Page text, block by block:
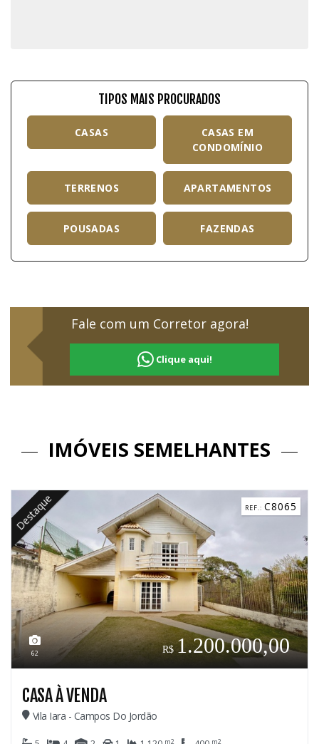
TIPOS MAIS PROCURADOS
CASAS
CASAS EM
CONDOMÍNIO
TERRENOS APARTAMENTOS
POUSADAS FAZENDAS
Fale com um Corretor agora!
Clique aqui!
IMÓVEIS SEMELHANTES
Destaque C8065
1.200.000,00
62
CASA À VENDA
Vila Iara - Campos Do Jordão
m2 m2